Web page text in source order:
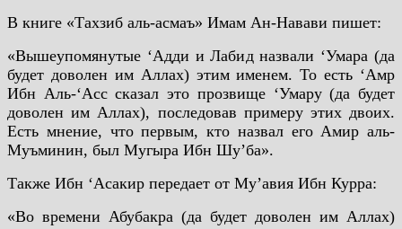
В книге «Тахзиб аль-асмаъ» Имам Ан-Навави пишет:
«Вышеупомянутые ‘Адди и Лабид назвали ‘Умара (да
будет доволен им Аллах) этим именем. То есть ‘Амр
Ибн Аль-‘Асс сказал это прозвище ‘Умару (да будет
доволен им Аллах), последовав примеру этих двоих.
Есть мнение, что первым, кто назвал его Амир аль-
Муъминин, был Мугыра Ибн Шу’ба».
Также Ибн ‘Асакир передает от Му’авия Ибн Курра:
«Во времени Абубакра (да будет доволен им Аллах)